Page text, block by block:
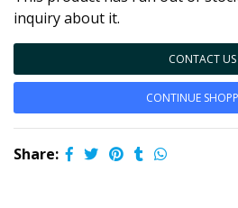
inquiry about it.
CONTACT US
CONTINUE
Share: